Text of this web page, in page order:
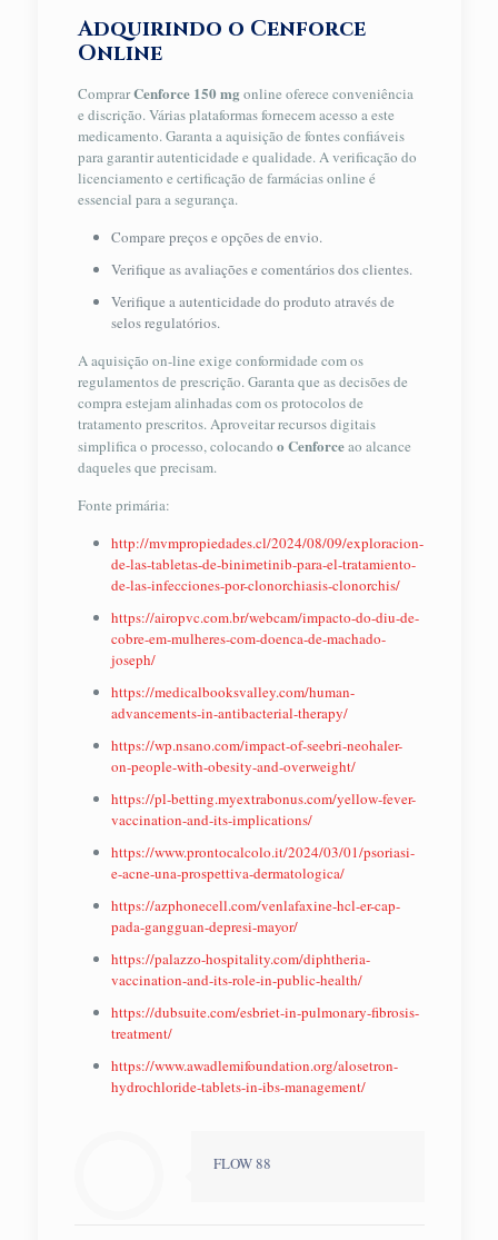
Adquirindo o Cenforce
Online
ComprarCenforce 150 mgonline oferece conveniência
e discrição. Várias plataformas fornecem acesso a este
medicamento. Garanta a aquisição de fontes confiáveis
para garantir autenticidade e qualidade. A verificação do
licenciamento e certificação de farmácias online é
essencial para a segurança.
Compare preços e opções de envio.
Verifique as avaliações e comentários dos clientes.
Verifique a autenticidade do produto através de
selos regulatórios.
A aquisição on-line exige conformidade com os
regulamentos de prescrição. Garanta que as decisões de
compra estejam alinhadas com os protocolos de
tratamento prescritos. Aproveitar recursos digitais
simplifica o processo, colocando o Cenforceao alcance
daqueles que precisam.
Fonte primária:
http://mvmpropiedades.cl/2024/08/09/exploracion-
de-las-tabletas-de-binimetinib-para-el-tratamiento-
de-las-infecciones-por-clonorchiasis-clonorchis/
https://airopvc.com.br/webcam/impacto-do-diu-de-
cobre-em-mulheres-com-doenca-de-machado-
joseph/
https://medicalbooksvalley.com/human-
advancements-in-antibacterial-therapy/
https://wp.nsano.com/impact-of-seebri-neohaler-
on-people-with-obesity-and-overweight/
https://pl-betting.myextrabonus.com/yellow-fever-
vaccination-and-its-implications/
https://www.prontocalcolo.it/2024/03/01/psoriasi-
e-acne-una-prospettiva-dermatologica/
https://azphonecell.com/venlafaxine-hcl-er-cap-
pada-gangguan-depresi-mayor/
https://palazzo-hospitality.com/diphtheria-
vaccination-and-its-role-in-public-health/
https://dubsuite.com/esbriet-in-pulmonary-fibrosis-
treatment/
https://www.awadlemifoundation.org/alosetron-
hydrochloride-tablets-in-ibs-management/
FLOW 88